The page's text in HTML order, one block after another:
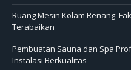
Ruang Mesin Kolam Renang:
Terabaikan
Pembuatan Sauna dan Spa
Instalasi Berkualitas